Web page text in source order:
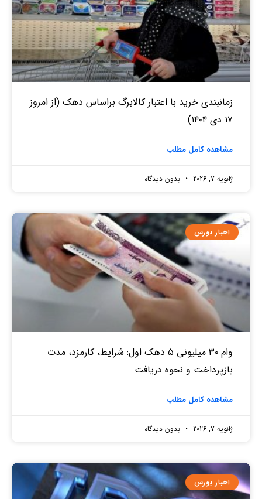
زمانبندی خرید با اعتبار کالابرگ براساس دهک (از امروز
۱۷ دی ۱۴۰۴)
مشاهده کامل مطلب
ژانویه 7, 2026 بدون دیدگاه
اخبار بورس
وام ۳۰ میلیونی ۵ دهک اول: شرایط، کارمزد، مدت
بازپرداخت و نحوه دریافت
مشاهده کامل مطلب
ژانویه 7, 2026 بدون دیدگاه
اخبار بورس